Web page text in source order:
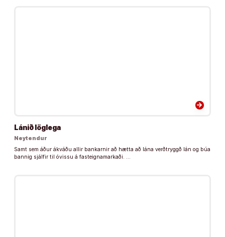
arrow_forward
Lánið löglega
Neytendur
Samt sem áður ákváðu allir bankarnir að hætta að lána verðtryggð lán og búa
þannig sjálfir til óvissu á fasteignamarkaði. …